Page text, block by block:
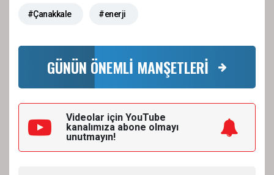
#Çanakkale #enerji
GÜNÜN ÖNEMLİ MANŞETLERİ
Videolar için YouTube
kanalımıza abone olmayı
unutmayın!